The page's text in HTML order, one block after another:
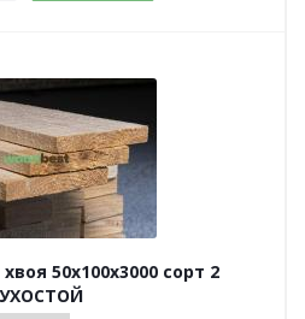
50х100х3000 сорт 2